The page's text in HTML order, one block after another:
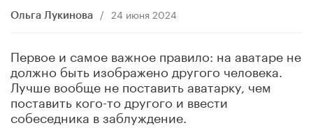
Ольга Лукинова / 24 июня 2024
Первое и самое важное правило: на аватаре не
должно быть изображено другого человека.
Лучше вообще не поставить аватарку, чем
поставить кого-то другого и ввести
собеседника в заблуждение.